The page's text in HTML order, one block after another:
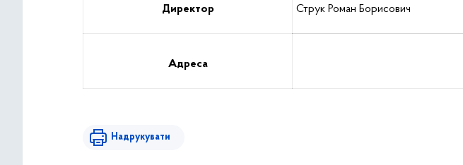
Директор Струк Роман Борисович
Адреса
Надрукувати